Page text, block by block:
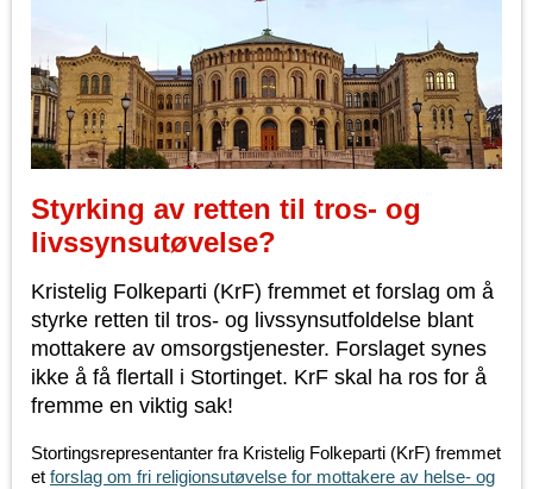
Styrking av retten til tros- og
livssynsutøvelse?
Kristelig Folkeparti (KrF) fremmet et forslag om å
styrke retten til tros- og livssynsutfoldelse blant
mottakere av omsorgstjenester. Forslaget synes
ikke å få flertall i Stortinget. KrF skal ha ros for å
fremme en viktig sak!
Stortingsrepresentanter fra Kristelig Folkeparti (KrF) fremmet
et forslag om fri religionsutøvelse for mottakere av helse- og